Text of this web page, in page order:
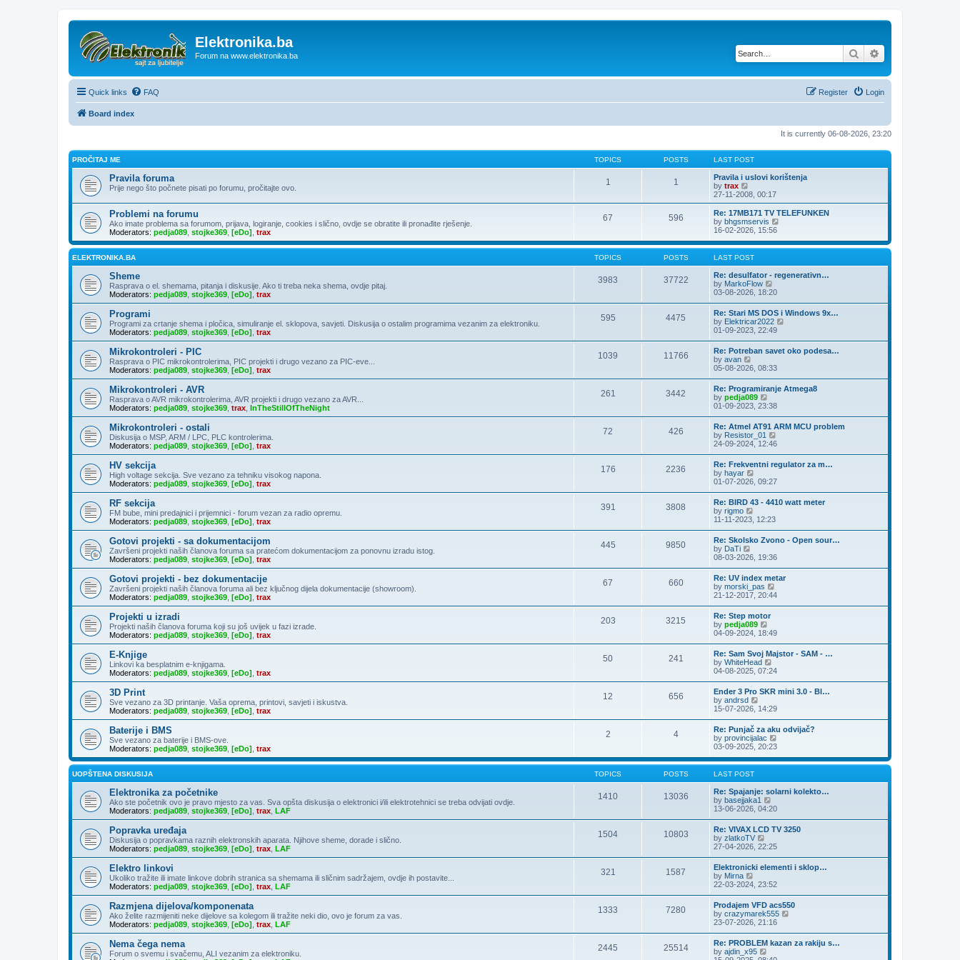
Elektronika.ba
Forum na www.elektronika.ba Search
Quick links FAQ Login
Register
Board index
It is currently 06-08-2026, 23:20
PROČITAJ ME TOPICS POSTS LAST POST
Pravila foruma
Prije nego što počnete pisati po forumu, pročitajte ovo.
1 1
Pravila i uslovi korištenja
by trax
i
e
w
t
h
l
a
t
e
s
t
p
o
s
t
27-11-2008, 00:17
Problemi na forumu
Ako imate problema sa forumom, prijava, logiranje, cookies i slično, ovdje se obratite ili pronađite rješenje.
Moderators: pedja089 stojke369 [eDo] trax
67 596
Re: 17MB171 TV TELEFUNKEN
by bhgsmservis
w
e
l
e
s
t
o
s
16-02-2026, 15:56
ELEKTRONIKA.BA TOPICS POSTS LAST POST
Sheme
Rasprava o el. shemama, pitanja i diskusije. Ako ti treba neka shema, ovdje pitaj.
Moderators: pedja089 stojke369 [eDo] trax
3983 37722
Re: desulfator - regenerativn…
by MarkoFlow
i
w
t
h
e
l
a
e
s
t
p
o
s
t
03-08-2026, 18:20
Programi
Programi za crtanje shema i pločica, simuliranje el. sklopova, savjeti. Diskusija o ostalim programima vezanim za elektroniku.
Moderators: pedja089 stojke369 [eDo] trax
595 4475
Re: Stari MS DOS i Windows 9x…
by Elektricar2022
t
l
a
s
t
p
t
01-09-2023, 22:49
Mikrokontroleri - PIC
Rasprava o PIC mikrokontrolerima, PIC projekti i drugo vezano za PIC-eve...
Moderators: pedja089 stojke369 [eDo] trax
1039 11766
Re: Potreban savet oko podesa…
by avan
i
t
h
e
l
a
t
e
s
t
p
o
s
t
05-08-2026, 08:33
Mikrokontroleri - AVR
Rasprava o AVR mikrokontrolerima, AVR projekti i drugo vezano za AVR...
Moderators: pedja089 stojke369 trax InTheStillOfTheNight
261 3442
Re: Programiranje Atmega8
by pedja089
i
w
t
h
e
l
a
e
s
t
p
o
s
t
01-09-2023, 23:38
Mikrokontroleri - ostali
Diskusija o MSP, ARM / LPC, PLC kontrolerima.
Moderators: pedja089 stojke369 [eDo] trax
72 426
Re: Atmel AT91 ARM MCU problem
by Resistor_01
i
t
h
l
a
s
t
p
o
t
24-09-2024, 12:46
HV sekcija
High voltage sekcija. Sve vezano za tehniku visokog napona.
Moderators: pedja089 stojke369 [eDo] trax
176 2236
Re: Frekventni regulator za m…
by hayar
w
t
h
e
l
a
e
s
t
p
o
s
t
01-07-2026, 09:27
RF sekcija
FM bube, mini predajnici i prijemnici - forum vezan za radio opremu.
Moderators: pedja089 stojke369 [eDo] trax
391 3808
Re: BIRD 43 - 4410 watt meter
by rigmo
t
e
l
a
t
e
s
t
p
o
s
t
11-11-2023, 12:23
Gotovi projekti - sa dokumentacijom
Završeni projekti naših članova foruma sa pratećom dokumentacijom za ponovnu izradu istog.
Moderators: pedja089 stojke369 [eDo] trax
445 9850
Re: Skolsko Zvono - Open sour…
by DaTi
i
w
t
h
e
l
a
t
e
s
t
p
o
s
t
08-03-2026, 19:36
Gotovi projekti - bez dokumentacije
Završeni projekti naših članova foruma ali bez ključnog dijela dokumentacije (showroom).
Moderators: pedja089 stojke369 [eDo] trax
67 660
Re: UV index metar
by morski_pas
i
h
e
l
a
e
s
t
p
o
s
t
21-12-2017, 20:44
Projekti u izradi
Projekti naših članova foruma koji su još uvijek u fazi izrade.
Moderators: pedja089 stojke369 [eDo] trax
203 3215
Re: Step motor
by pedja089
i
w
t
h
e
l
a
e
s
t
p
o
s
t
04-09-2024, 18:49
E-Knjige
Linkovi ka besplatnim e-knjigama.
Moderators: pedja089 stojke369 [eDo] trax
50 241
Re: Sam Svoj Majstor - SAM - …
by WhiteHead
i
w
t
h
e
l
a
t
e
s
t
o
s
04-08-2025, 07:24
3D Print
Sve vezano za 3D printanje. Vaša oprema, printovi, savjeti i iskustva.
Moderators: pedja089 stojke369 [eDo] trax
12 656
Ender 3 Pro SKR mini 3.0 - Bl…
by andrsd
i
t
h
e
l
a
e
s
t
p
o
s
t
15-07-2026, 14:29
Baterije i BMS
Sve vezano za baterije i BMS-ove.
Moderators: pedja089 stojke369 [eDo] trax
2 4
Re: Punjač za aku odvijač?
by provincijalac
w
e
l
e
s
o
s
03-09-2025, 20:23
UOPŠTENA DISKUSIJA TOPICS POSTS LAST POST
Elektronika za početnike
Ako ste početnik ovo je pravo mjesto za vas. Sva opšta diskusija o elektronici i/ili elektrotehnici se treba odvijati ovdje.
Moderators: pedja089 stojke369 [eDo] trax LAF
1410 13036
Re: Spajanje: solarni kolekto…
by basejjaka1
i
w
t
h
e
l
a
e
s
t
p
o
s
t
13-06-2026, 04:20
Popravka uređaja
Diskusija o popravkama raznih elektronskih aparata. Njihove sheme, dorade i slično.
Moderators: pedja089 stojke369 [eDo] trax LAF
1504 10803
Re: VIVAX LCD TV 3250
by zlatkoTV
i
w
t
h
e
l
a
t
e
s
t
p
o
27-04-2026, 22:25
Elektro linkovi
Ukoliko tražite ili imate linkove dobrih stranica sa shemama ili sličnim sadržajem, ovdje ih postavite...
Moderators: pedja089 stojke369 [eDo] trax LAF
321 1587
Elektronicki elementi i sklop…
by Mirna
w
t
h
e
l
a
t
22-03-2024, 23:52
Razmjena dijelova/komponenata
Ako želite razmijeniti neke dijelove sa kolegom ili tražite neki dio, ovo je forum za vas.
Moderators: pedja089 stojke369 [eDo] trax LAF
1333 7280
Prodajem VFD acs550
by crazymarek555
t
23-07-2026, 21:16
Nema čega nema
Forum o svemu i svačemu, ALI vezanim za elektroniku.
2445 25514
Re: PROBLEM kazan za rakiju s…
by ajdin_x95